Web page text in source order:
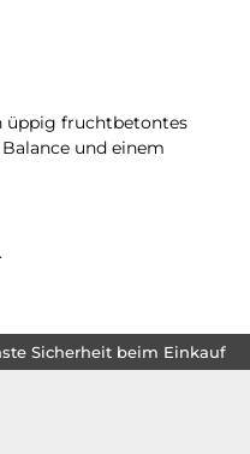
üppig fruchtbetontes
und einem
Sicherheit beim Einkauf